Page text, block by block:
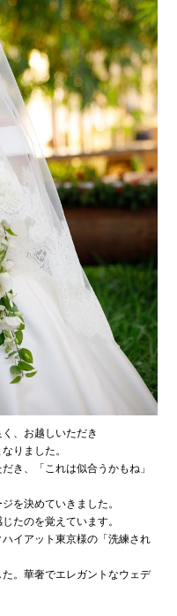
、お越しいただき
りました。
き、「これは似合うかもね」
を決めていきました。
たのを覚えています。
イアット東京様の「洗練され
。華奢でエレガントなウェデ